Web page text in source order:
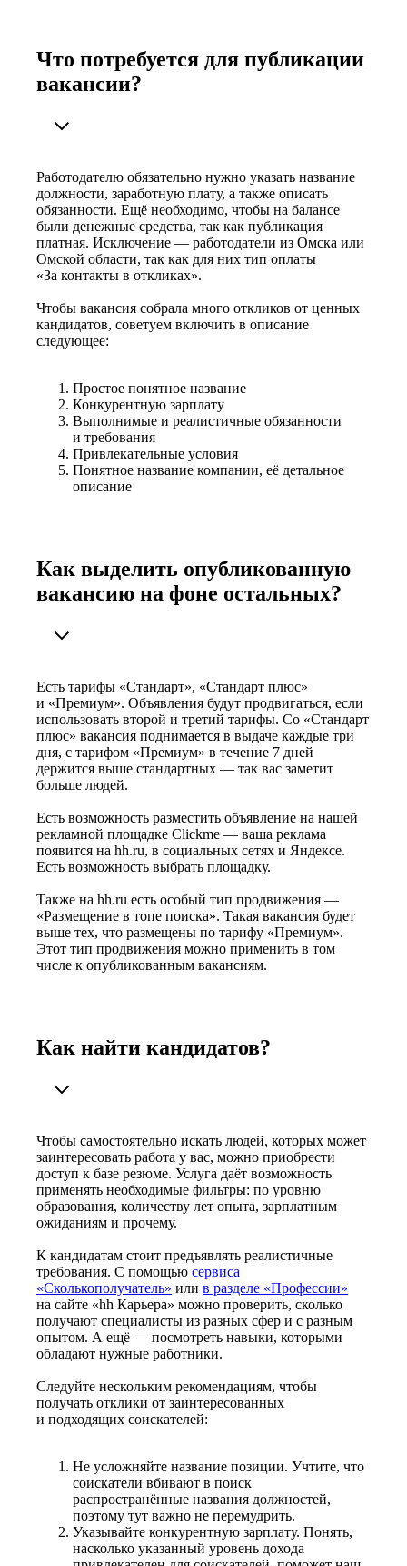
Что потребуется для публикации
вакансии?
Работодателю обязательно нужно указать название
должности, заработную плату, а также описать
обязанности. Ещё необходимо, чтобы на балансе
были денежные средства, так как публикация
платная. Исключение — работодатели из Омска или
Омской области, так как для них тип оплаты
«За контакты в откликах».
Чтобы вакансия собрала много откликов от ценных
кандидатов, советуем включить в описание
следующее:
Простое понятное название
Конкурентную зарплату
Выполнимые и реалистичные обязанности
и требования
Привлекательные условия
Понятное название компании, её детальное
описание
Как выделить опубликованную
вакансию на фоне остальных?
Есть тарифы «Стандарт», «Стандарт плюс»
и «Премиум». Объявления будут продвигаться, если
использовать второй и третий тарифы. Со «Стандарт
плюс» вакансия поднимается в выдаче каждые три
дня, с тарифом «Премиум» в течение 7 дней
держится выше стандартных — так вас заметит
больше людей.
Есть возможность разместить объявление на нашей
рекламной площадке Clickme — ваша реклама
появится на hh.ru, в социальных сетях и Яндексе.
Есть возможность выбрать площадку.
Также на hh.ru есть особый тип продвижения —
«Размещение в топе поиска». Такая вакансия будет
выше тех, что размещены по тарифу «Премиум».
Этот тип продвижения можно применить в том
числе к опубликованным вакансиям.
Как найти кандидатов?
Чтобы самостоятельно искать людей, которых может
заинтересовать работа у вас, можно приобрести
доступ к базе резюме. Услуга даёт возможность
применять необходимые фильтры: по уровню
образования, количеству лет опыта, зарплатным
ожиданиям и прочему.
К кандидатам стоит предъявлять реалистичные
требования. С помощью сервиса
«Сколькополучатель» или в разделе «Профессии»
на сайте «hh Карьера» можно проверить, сколько
получают специалисты из разных сфер и с разным
опытом. А ещё — посмотреть навыки, которыми
обладают нужные работники.
Следуйте нескольким рекомендациям, чтобы
получать отклики от заинтересованных
и подходящих соискателей:
Не усложняйте название позиции. Учтите, что
соискатели вбивают в поиск
распространённые названия должностей,
поэтому тут важно не перемудрить.
Указывайте конкурентную зарплату. Понять,
насколько указанный уровень дохода